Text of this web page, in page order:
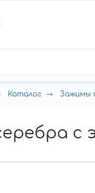
Каталог Зажимы
с